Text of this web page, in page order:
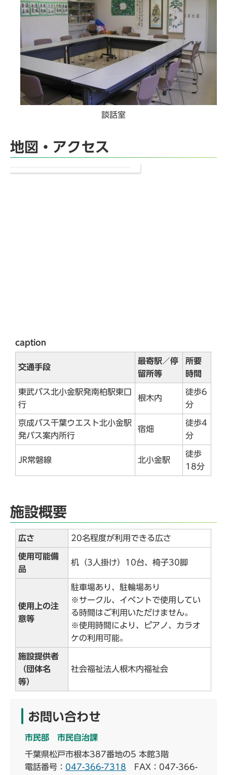
談話室
地図・アクセス
caption
交通手段
最寄駅／停
留所等
所要
時間
東武バス北小金駅発南柏駅東口
行
根木内
徒歩6
分
京成バス千葉ウエスト北小金駅
発バス案内所行
宿畑
徒歩4
分
JR常磐線 北小金駅
徒歩
18分
施設概要
広さ 20名程度が利用できる広さ
使用可能備
品
机（3人掛け）10台、椅子30脚
使用上の注
意等
駐車場あり、駐輪場あり
※サークル、イベントで使用してい
る時間はご利用いただけません。
※使用時間により、ピアノ、カラオ
ケの利用可能。
施設提供者
（団体名
等）
社会福祉法人根木内福祉会
お問い合わせ
市民部 市民自治課
千葉県松戸市根本387番地の5 本館3階
電話番号： 047-366-7318 FAX：047-366-